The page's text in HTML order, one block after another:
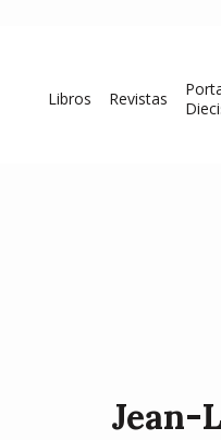
Libros Revistas
Jean-